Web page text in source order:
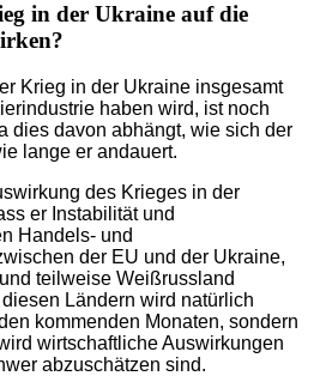
in der Ukraine auf die
Krieg in der Ukraine insgesamt
haben wird, ist noch
dies davon abhängt, wie sich der
lange er andauert.
des Krieges in der
er Instabilität und
Handels- und
der EU und der Ukraine,
teilweise Weißrussland
Ländern wird natürlich
kommenden Monaten, sondern
wirtschaftliche Auswirkungen
abzuschätzen sind.